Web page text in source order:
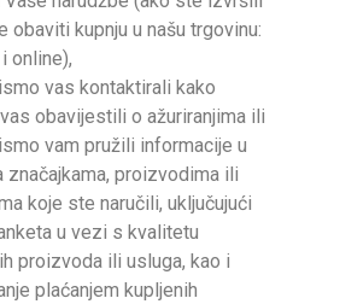
obaviti kupnju u našu trgovinu:
online),
vas kontaktirali kako
obavijestili o ažuriranjima ili
vam pružili informacije u
značajkama, proizvodima ili
koje ste naručili, uključujući
u vezi s kvalitetu
proizvoda ili usluga, kao i
plaćanjem kupljenih